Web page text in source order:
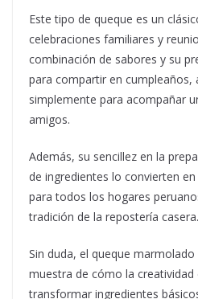
Este tipo de queque es un
celebraciones familiares y
combinación de sabores y su
para compartir en cumpleaños,
simplemente para acompañar
amigos.
Además, su sencillez en la
de ingredientes lo convierten
para todos los hogares
tradición de la repostería casera.
Sin duda, el queque
muestra de cómo la creatividad
transformar ingredientes